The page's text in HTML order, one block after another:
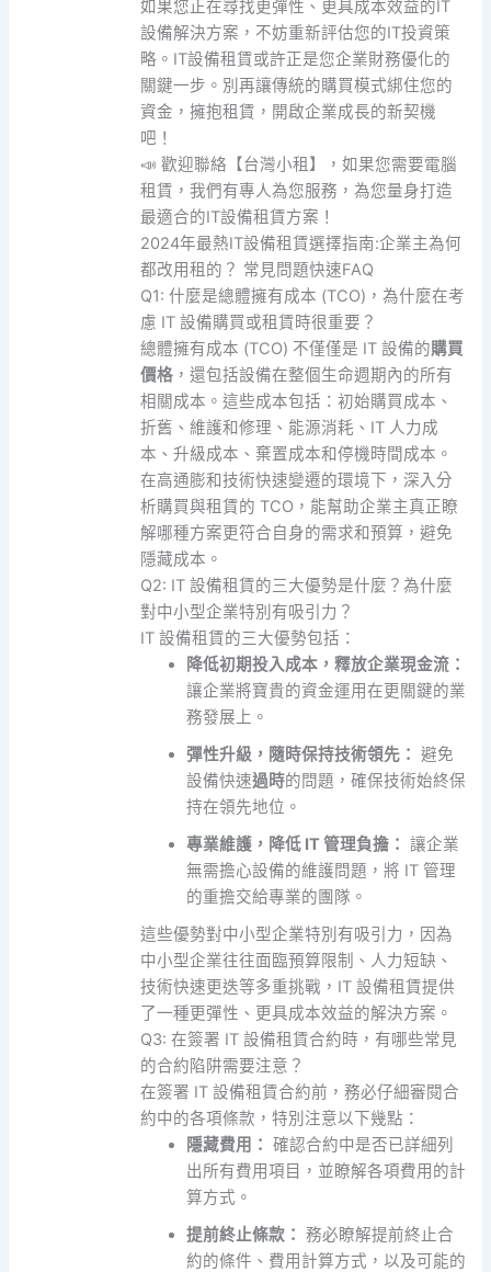
如果您正在尋找更彈性、更具成本效益的IT
設備解決方案，不妨重新評估您的IT投資策
略。IT設備租賃或許正是您企業財務優化的
關鍵一步。別再讓傳統的購買模式綁住您的
資金，擁抱租賃，開啟企業成長的新契機
吧！
📣 歡迎聯絡【台灣小租】，如果您需要電腦
租賃，我們有專人為您服務，為您量身打造
最適合的IT設備租賃方案！
2024年最熱IT設備租賃選擇指南:企業主為何
都改用租的？ 常見問題快速FAQ
Q1: 什麼是總體擁有成本 (TCO)，為什麼在考
慮 IT 設備購買或租賃時很重要？
總體擁有成本 (TCO) 不僅僅是 IT 設備的購買
價格 ，還包括設備在整個生命週期內的所有
相關成本。這些成本包括：初始購買成本、
折舊、維護和修理、能源消耗、IT 人力成
本、升級成本、棄置成本和停機時間成本。
在高通膨和技術快速變遷的環境下，深入分
析購買與租賃的 TCO，能幫助企業主真正瞭
解哪種方案更符合自身的需求和預算，避免
隱藏成本。
Q2: IT 設備租賃的三大優勢是什麼？為什麼
對中小型企業特別有吸引力？
IT 設備租賃的三大優勢包括：
降低初期投入成本，釋放企業現金流：
讓企業將寶貴的資金運用在更關鍵的業
務發展上。
彈性升級，隨時保持技術領先： 避免
設備快速過時的問題，確保技術始終保
持在領先地位。
專業維護，降低 IT 管理負擔： 讓企業
無需擔心設備的維護問題，將 IT 管理
的重擔交給專業的團隊。
這些優勢對中小型企業特別有吸引力，因為
中小型企業往往面臨預算限制、人力短缺、
技術快速更迭等多重挑戰，IT 設備租賃提供
了一種更彈性、更具成本效益的解決方案。
Q3: 在簽署 IT 設備租賃合約時，有哪些常見
的合約陷阱需要注意？
在簽署 IT 設備租賃合約前，務必仔細審閱合
約中的各項條款，特別注意以下幾點：
隱藏費用： 確認合約中是否已詳細列
出所有費用項目，並瞭解各項費用的計
算方式。
提前終止條款： 務必瞭解提前終止合
約的條件、費用計算方式，以及可能的